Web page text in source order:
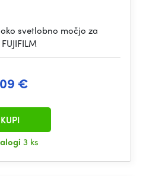
svetlobno močjo za
€
3 ks
KUPI